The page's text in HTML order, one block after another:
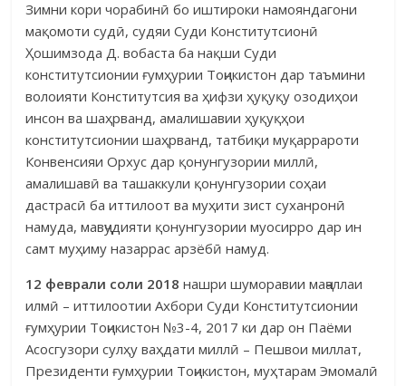
Зимни кори чорабинӣ бо иштироки намояндагони
мақомоти судӣ, судяи Суди Конститутсионӣ
Ҳошимзода Д. вобаста ба нақши Суди
конститутсионии ғумҳурии Тоҷи­кис­тон дар таъмини
волоияти Консти­тутсия ва ҳифзи ҳуқуқу озодиҳои
инсон ва шаҳрванд, амалишавии ҳуқуқҳои
конститутсионии шаҳрванд, татбиқи муқаррароти
Конвенсияи Орхус дар қонунгузории миллӣ,
амалишавӣ ва ташаккули қонунгузории соҳаи
дастрасӣ ба иттилоот ва муҳити зист суханронӣ
намуда, мавҷудияти қонунгузории муосирро дар ин
самт муҳиму назаррас арзёбӣ намуд.
12 феврали соли 2018 нашри шуморавии маҷаллаи
илмӣ – иттилоотии Ахбори Суди Конститутсионии
ғумҳурии Тоҷикистон №3-4, 2017 ки дар он Паёми
Асосгузори сулҳу ваҳдати миллӣ – Пешвои миллат,
Президенти ғумҳурии Тоҷикистон, муҳтарам Эмомалӣ